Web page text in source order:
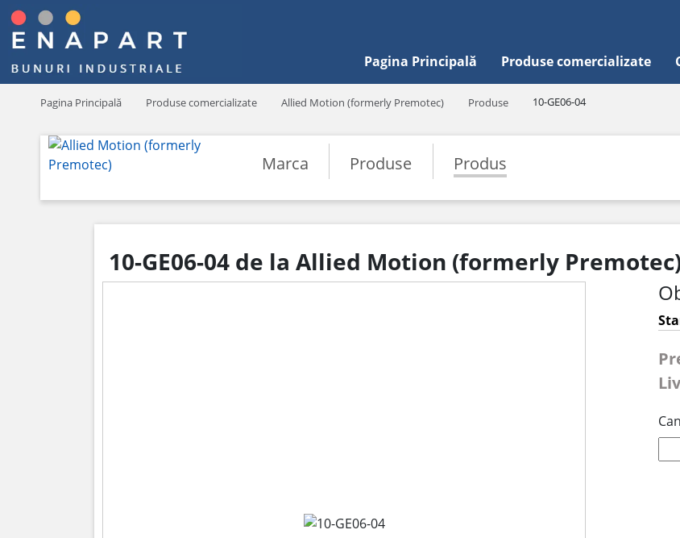
Pagina Principală Produse comercializate
Pagina Principală Produse comercializate Allied Motion (formerly Premotec) Produse 10-GE06-04
Marca Produse Produs
10-GE06-04 de la Allied Motion (formerly